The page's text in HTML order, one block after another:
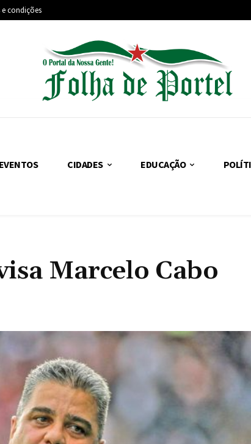
e condições
EVENTOS CIDADES EDUCAÇÃO
Marcelo Cabo